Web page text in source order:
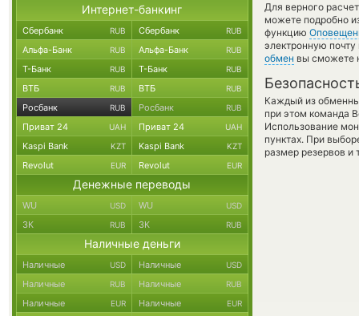
Для верного
можете подробно
функцию
электронную
обмен вы сможете
Каждый из
при этом команда
Использование
пунктах. При
размер резервов и
Интернет-банкинг
Сбербанк RUB Сбербанк RUB
Альфа-Банк RUB Альфа-Банк RUB
Т-Банк RUB Т-Банк RUB
ВТБ RUB ВТБ RUB
Росбанк RUB Росбанк RUB
Приват 24 UAH Приват 24 UAH
Kaspi Bank KZT Kaspi Bank KZT
Revolut EUR Revolut EUR
Денежные переводы
WU USD WU USD
ЗК RUB ЗК RUB
Наличные деньги
Наличные USD Наличные USD
Наличные RUB Наличные RUB
Наличные EUR Наличные EUR